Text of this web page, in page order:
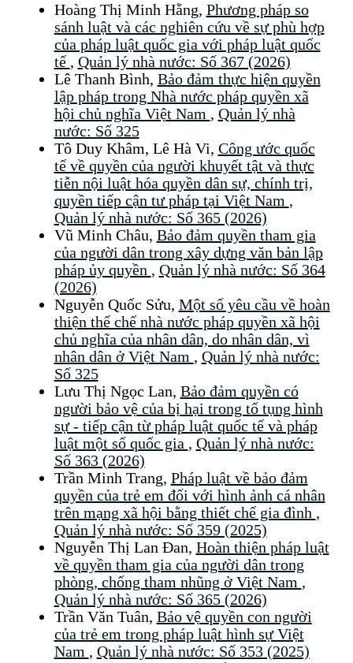
Hoàng Thị Minh Hằng, Phương pháp so
sánh luật và các nghiên cứu về sự phù hợp
của pháp luật quốc gia với pháp luật quốc
tế , Quản lý nhà nước: Số 367 (2026)
Lê Thanh Bình, Bảo đảm thực hiện quyền
lập pháp trong Nhà nước pháp quyền xã
hội chủ nghĩa Việt Nam , Quản lý nhà
nước: Số 325
Tô Duy Khâm, Lê Hà Vi, Công ước quốc
tế về quyền của người khuyết tật và thực
tiễn nội luật hóa quyền dân sự, chính trị,
quyền tiếp cận tư pháp tại Việt Nam ,
Quản lý nhà nước: Số 365 (2026)
Vũ Minh Châu, Bảo đảm quyền tham gia
của người dân trong xây dựng văn bản lập
pháp ủy quyền , Quản lý nhà nước: Số 364
(2026)
Nguyễn Quốc Sửu, Một số yêu cầu về hoàn
thiện thể chế nhà nước pháp quyền xã hội
chủ nghĩa của nhân dân, do nhân dân, vì
nhân dân ở Việt Nam , Quản lý nhà nước:
Số 325
Lưu Thị Ngọc Lan, Bảo đảm quyền có
người bảo vệ của bị hại trong tố tụng hình
sự - tiếp cận từ pháp luật quốc tế và pháp
luật một số quốc gia , Quản lý nhà nước:
Số 363 (2026)
Trần Minh Trang, Pháp luật về bảo đảm
quyền của trẻ em đối với hình ảnh cá nhân
trên mạng xã hội bằng thiết chế gia đình ,
Quản lý nhà nước: Số 359 (2025)
Nguyễn Thị Lan Đan, Hoàn thiện pháp luật
về quyền tham gia của người dân trong
phòng, chống tham nhũng ở Việt Nam ,
Quản lý nhà nước: Số 365 (2026)
Trần Văn Tuân, Bảo vệ quyền con người
của trẻ em trong pháp luật hình sự Việt
Nam , Quản lý nhà nước: Số 353 (2025)